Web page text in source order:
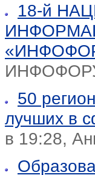
18-й
50
лучших в
в 19:28,